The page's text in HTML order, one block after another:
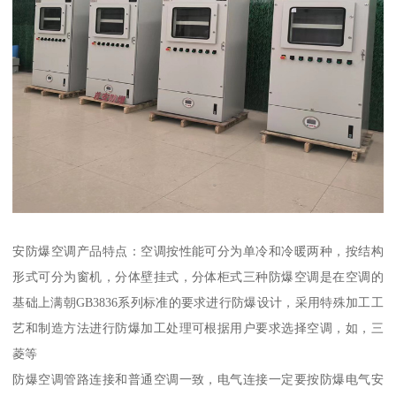
安防爆空调产品特点：空调按性能可分为单冷和冷暖两种，按结构
形式可分为窗机，分体壁挂式，分体柜式三种防爆空调是在空调的
基础上满朝GB3836系列标准的要求进行防爆设计，采用特殊加工工
艺和制造方法进行防爆加工处理可根据用户要求选择空调，如，三
菱等
防爆空调管路连接和普通空调一致，电气连接一定要按防爆电气安